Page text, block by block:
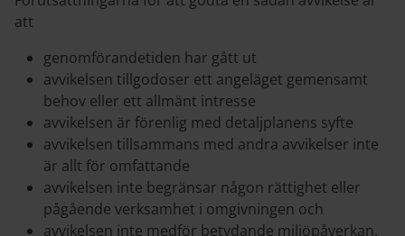
att
genomförandetiden har gått ut
avvikelsen tillgodoser ett angeläget gemensamt
behov eller ett allmänt intresse
avvikelsen är förenlig med detaljplanens syfte
avvikelsen tillsammans med andra avvikelser inte
är allt för omfattande
avvikelsen inte begränsar någon rättighet eller
pågående verksamhet i omgivningen och
avvikelsen inte medför betydande miljöpåverkan.